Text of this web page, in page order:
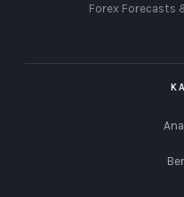
Forex Forecasts